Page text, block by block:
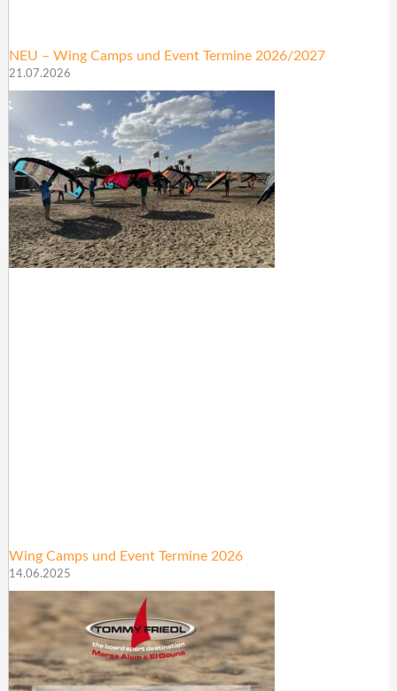
NEU – Wing Camps und Event Termine 2026/2027
21.07.2026
Wing Camps und Event Termine 2026
14.06.2025